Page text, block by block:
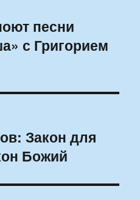
песни
с Григорием
Закон для
Божий